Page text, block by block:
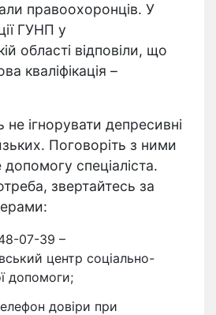
правоохоронців. У
ГУНП у
області відповіли, що
кваліфікація –
ігнорувати депресивні
Поговоріть з ними
спеціаліста.
звертайтесь за
07-39 –
центр соціально-
допомоги;
довіри при